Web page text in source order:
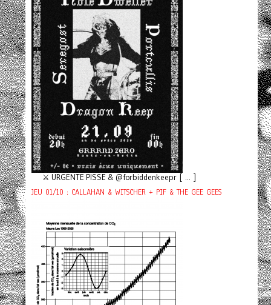
⚔️ URGENTE PISSE & @forbiddenkeepr [ ... ]
JEU 01/10 : CALLAHAN & WITSCHER + PIF & THE GEE GEES